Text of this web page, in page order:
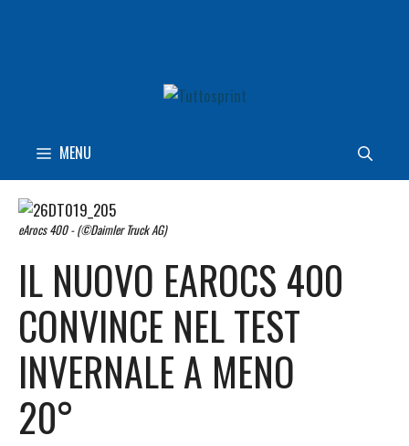
MENU
IL NUOVO EAROCS 400
CONVINCE NEL TEST
INVERNALE A MENO
20°
eArocs 400 - (©Daimler Truck AG)